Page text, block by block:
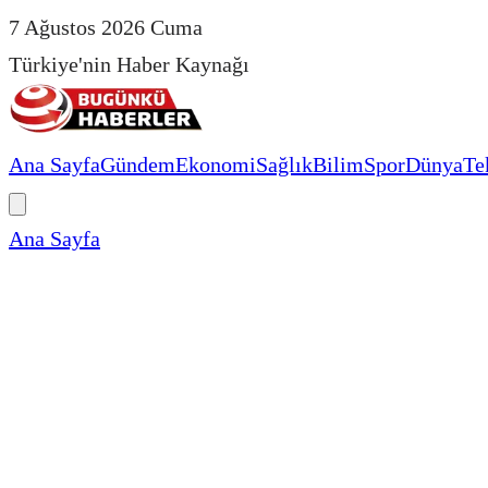
7 Ağustos 2026 Cuma
Türkiye'nin Haber Kaynağı
Ana SayfaGündemEkonomiSağlıkBilimSporDünya
Ana Sayfa